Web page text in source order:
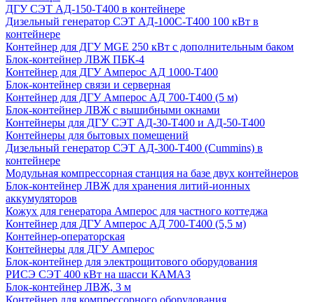
ДГУ СЭТ АД-150-Т400 в контейнере
Дизельный генератор СЭТ АД-100С-Т400 100 кВт в
контейнере
Контейнер для ДГУ MGE 250 кВт с дополнительным баком
Блок-контейнер ЛВЖ ПБК-4
Контейнер для ДГУ Амперос АД 1000-Т400
Блок-контейнер связи и серверная
Контейнер для ДГУ Амперос АД 700-Т400 (5 м)
Блок-контейнер ЛВЖ с вышибными окнами
Контейнеры для ДГУ СЭТ АД-30-Т400 и АД-50-Т400
Контейнеры для бытовых помещений
Дизельный генератор СЭТ АД-300-Т400 (Cummins) в
контейнере
Модульная компрессорная станция на базе двух контейнеров
Блок-контейнер ЛВЖ для хранения литий-ионных
аккумуляторов
Кожух для генератора Амперос для частного коттеджа
Контейнер для ДГУ Амперос АД 700-Т400 (5,5 м)
Контейнер-операторская
Контейнеры для ДГУ Амперос
Блок-контейнер для электрощитового оборудования
РИСЭ СЭТ 400 кВт на шасси КАМАЗ
Блок-контейнер ЛВЖ, 3 м
Контейнер для компрессорного оборудования